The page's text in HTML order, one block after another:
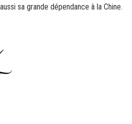
sa grande dépendance à la Chine.